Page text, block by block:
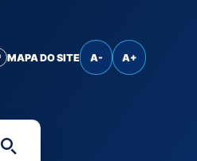
MAPA DO SITE A- A+
Digite uma palavra-